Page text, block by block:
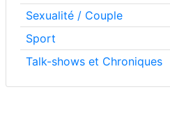
Sexualité / Couple
Sport
Talk-shows et Chroniques